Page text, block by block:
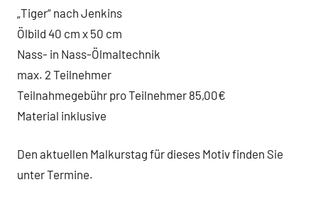
„Tiger“ nach Jenkins
Ölbild 40 cm x 50 cm
Nass- in Nass-Ölmaltechnik
max. 2 Teilnehmer
Teilnahmegebühr pro Teilnehmer 85,00€
Material inklusive
Den aktuellen Malkurstag für dieses Motiv finden Sie
unter Termine.